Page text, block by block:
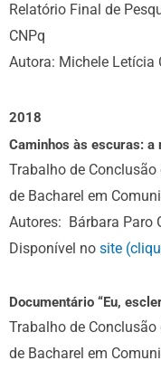
Relatório Final de
CNPq
Autora: Michele Letícia
2018
Caminhos às escuras:
Trabalho de
de Bacharel em
Autores: Bárbara Paro
Disponível no site
Documentário “Eu,
Trabalho de
de Bacharel em